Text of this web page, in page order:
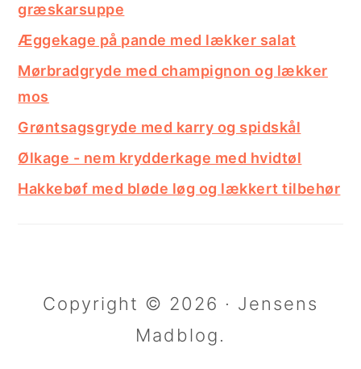
græskarsuppe
Æggekage på pande med lækker salat
Mørbradgryde med champignon og lækker
mos
Grøntsagsgryde med karry og spidskål
Ølkage - nem krydderkage med hvidtøl
Hakkebøf med bløde løg og lækkert tilbehør
Copyright © 2026 · Jensens
Madblog.